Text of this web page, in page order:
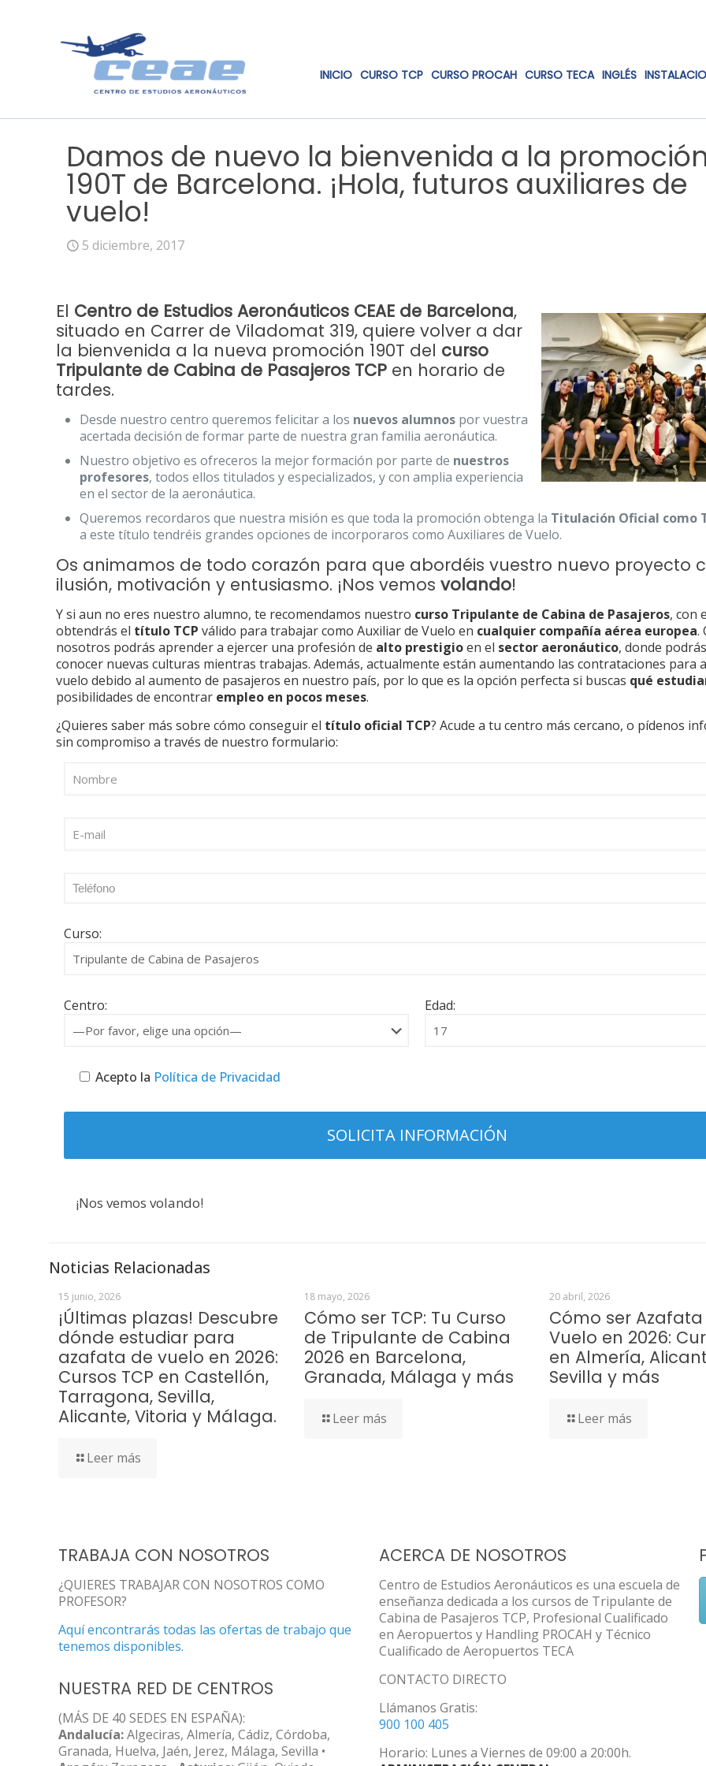
INICIO CURSO TCP CURSO PROCAH CURSO TECA INGLÉS
Damos de nuevo la bienvenida a la
190T de Barcelona. ¡Hola, futuros auxiliares de
vuelo!
5 diciembre, 2017
El Centro de Estudios Aeronáuticos CEAE de Barcelona,
situado en Carrer de Viladomat 319, quiere volver a dar
la bienvenida a la nueva promoción 190T del curso
Tripulante de Cabina de Pasajeros TCP en horario de
tardes.
Desde nuestro centro queremos felicitar a los nuevos alumnos por vuestra
acertada decisión de formar parte de nuestra gran familia aeronáutica.
Nuestro objetivo es ofreceros la mejor formación por parte de nuestros
profesores, todos ellos titulados y especializados, y con amplia experiencia
en el sector de la aeronáutica.
Queremos recordaros que nuestra misión es que toda la promoción obtenga la Titulación Oficial como
a este título tendréis grandes opciones de incorporaros como Auxiliares de Vuelo.
Os animamos de todo corazón para que abordéis vuestro nuevo proyecto
ilusión, motivación y entusiasmo. ¡Nos vemosvolando!
Y si aun no eres nuestro alumno, te recomendamos nuestro curso Tripulante de Cabina de Pasajeros, con
obtendrás el título TCP válido para trabajar como Auxiliar de Vuelo en cualquier compañía aérea europea.
nosotros podrás aprender a ejercer una profesión de alto prestigioen el sector aeronáutico, donde
conocer nuevas culturas mientras trabajas. Además, actualmente están aumentando las contrataciones para
vuelo debido al aumento de pasajeros en nuestro país, por lo que es la opción perfecta si buscas qué
posibilidades de encontrar empleo en pocos meses.
¿Quieres saber más sobre cómo conseguir el título oficial TCP? Acude a tu centro más cercano, o pídenos
sin compromiso a través de nuestro formulario:
Curso:
Centro: Edad:
Acepto la Política de Privacidad
¡Nos vemos volando!
Noticias Relacionadas
15 junio, 2026
¡Últimas plazas! Descubre
dónde estudiar para
azafata de vuelo en 2026:
Cursos TCP en Castellón,
Tarragona, Sevilla,
Alicante, Vitoria y Málaga.
Leer más
18 mayo, 2026
Cómo ser TCP: Tu Curso
de Tripulante de Cabina
2026 en Barcelona,
Granada, Málaga y más
Leer más
20 abril, 2026
Cómo ser
Vuelo en 2026:
en Almería,
Sevilla y más
Leer más
TRABAJA CON NOSOTROS
¿QUIERES TRABAJAR CON NOSOTROS COMO
PROFESOR?
Aquí encontrarás todas las ofertas de trabajo que
tenemos disponibles.
NUESTRA RED DE CENTROS
(MÁS DE 40 SEDES EN ESPAÑA):
Andalucía:Algeciras, Almería, Cádiz, Córdoba,
Granada, Huelva, Jaén, Jerez, Málaga, Sevilla •
ACERCA DE NOSOTROS
Centro de Estudios Aeronáuticos es una escuela de
enseñanza dedicada a los cursos de Tripulante de
Cabina de Pasajeros TCP, Profesional Cualificado
en Aeropuertos y Handling PROCAH y Técnico
Cualificado de Aeropuertos TECA
CONTACTO DIRECTO
Llámanos Gratis:
900 100 405
Horario: Lunes a Viernes de 09:00 a 20:00h.